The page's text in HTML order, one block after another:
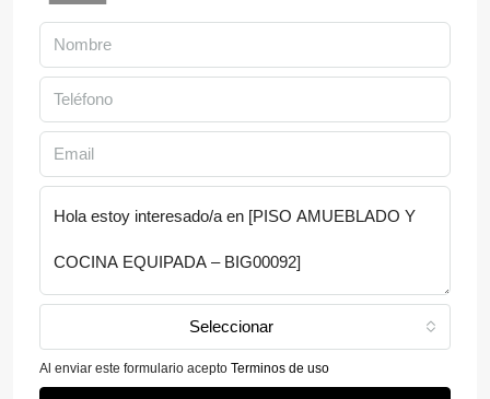
Seleccionar
Al enviar este formulario acepto Terminos de uso